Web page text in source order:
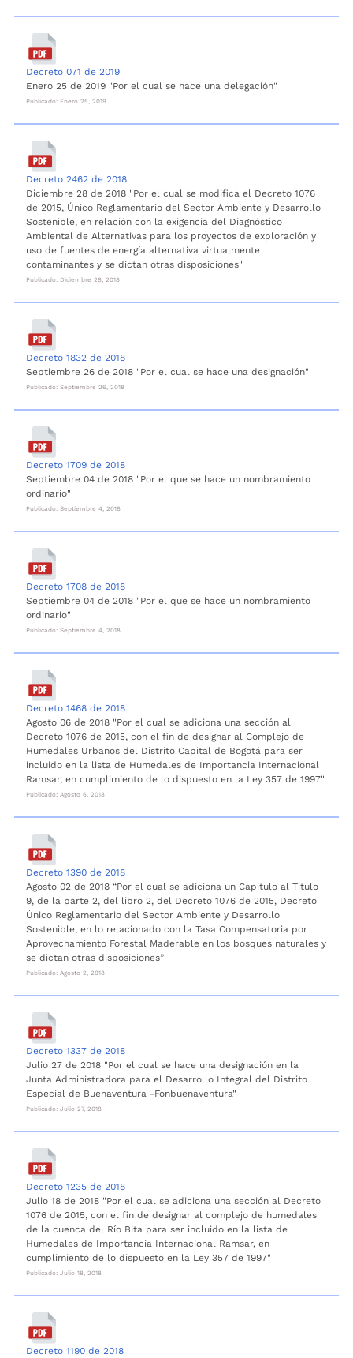
Decreto 071 de 2019
Enero 25 de 2019 "Por el cual se hace una delegación"
Publicado: Enero 25, 2019
Decreto 2462 de 2018
Diciembre 28 de 2018 "Por el cual se modifica el Decreto 1076
de 2015, Único Reglamentario del Sector Ambiente y Desarrollo
Sostenible, en relación con la exigencia del Diagnóstico
Ambiental de Alternativas para los proyectos de exploración y
uso de fuentes de energía alternativa virtualmente
contaminantes y se dictan otras disposiciones"
Publicado: Diciembre 28, 2018
Decreto 1832 de 2018
Septiembre 26 de 2018 "Por el cual se hace una designación"
Publicado: Septiembre 26, 2018
Decreto 1709 de 2018
Septiembre 04 de 2018 "Por el que se hace un nombramiento
ordinario"
Publicado: Septiembre 4, 2018
Decreto 1708 de 2018
Septiembre 04 de 2018 "Por el que se hace un nombramiento
ordinario"
Publicado: Septiembre 4, 2018
Decreto 1468 de 2018
Agosto 06 de 2018 "Por el cual se adiciona una sección al
Decreto 1076 de 2015, con el fin de designar al Complejo de
Humedales Urbanos del Distrito Capital de Bogotá para ser
incluido en la lista de Humedales de Importancia Internacional
Ramsar, en cumplimiento de lo dispuesto en la Ley 357 de 1997"
Publicado: Agosto 6, 2018
Decreto 1390 de 2018
Agosto 02 de 2018 “Por el cual se adiciona un Capítulo al Título
9, de la parte 2, del libro 2, del Decreto 1076 de 2015, Decreto
Único Reglamentario del Sector Ambiente y Desarrollo
Sostenible, en lo relacionado con la Tasa Compensatoria por
Aprovechamiento Forestal Maderable en los bosques naturales y
se dictan otras disposiciones”
Publicado: Agosto 2, 2018
Decreto 1337 de 2018
Julio 27 de 2018 "Por el cual se hace una designación en la
Junta Administradora para el Desarrollo Integral del Distrito
Especial de Buenaventura -Fonbuenaventura"
Publicado: Julio 27, 2018
Decreto 1235 de 2018
Julio 18 de 2018 "Por el cual se adiciona una sección al Decreto
1076 de 2015, con el fin de designar al complejo de humedales
de la cuenca del Río Bita para ser incluido en la lista de
Humedales de Importancia Internacional Ramsar, en
cumplimiento de lo dispuesto en la Ley 357 de 1997"
Publicado: Julio 18, 2018
Decreto 1190 de 2018